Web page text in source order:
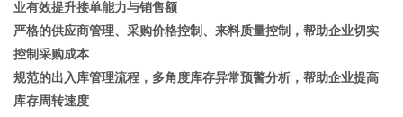
业有效提升接单能力与销售额
严格的供应商管理、采购价格控制、来料质量控制，帮助企业切实
控制采购成本
规范的出入库管理流程，多角度库存异常预警分析，帮助企业提高
库存周转速度